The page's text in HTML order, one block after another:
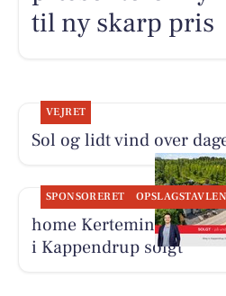
til ny skarp pris
VEJRET
Sol og lidt vind over
SPONSORERET OPSLAGSTAVLEN
home Kerteminde-
i Kappendrup solgt